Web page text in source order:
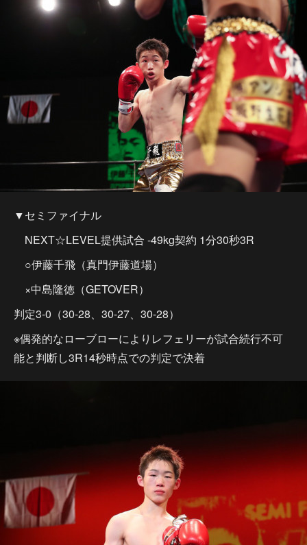
▼セミファイナル
NEXT☆LEVEL提供試合 -49kg契約 1分30秒3R
○伊藤千飛（真門伊藤道場）
×中島隆徳（GETOVER）
判定3-0（30-28、30-27、30-28）
※偶発的なローブローによりレフェリーが試合続行不可
能と判断し3R14秒時点での判定で決着